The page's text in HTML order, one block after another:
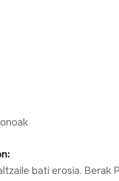
bati erosia. Berak